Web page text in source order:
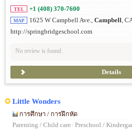
TEL +1 (408) 370-7600
MAP 1625 W Campbell Ave., Campbell,
http://springbridgeschool.com
No review is found.
Details
Little Wonders
การศึกษา / การฝึกหัด
Parenting / Child care/ Preschool /